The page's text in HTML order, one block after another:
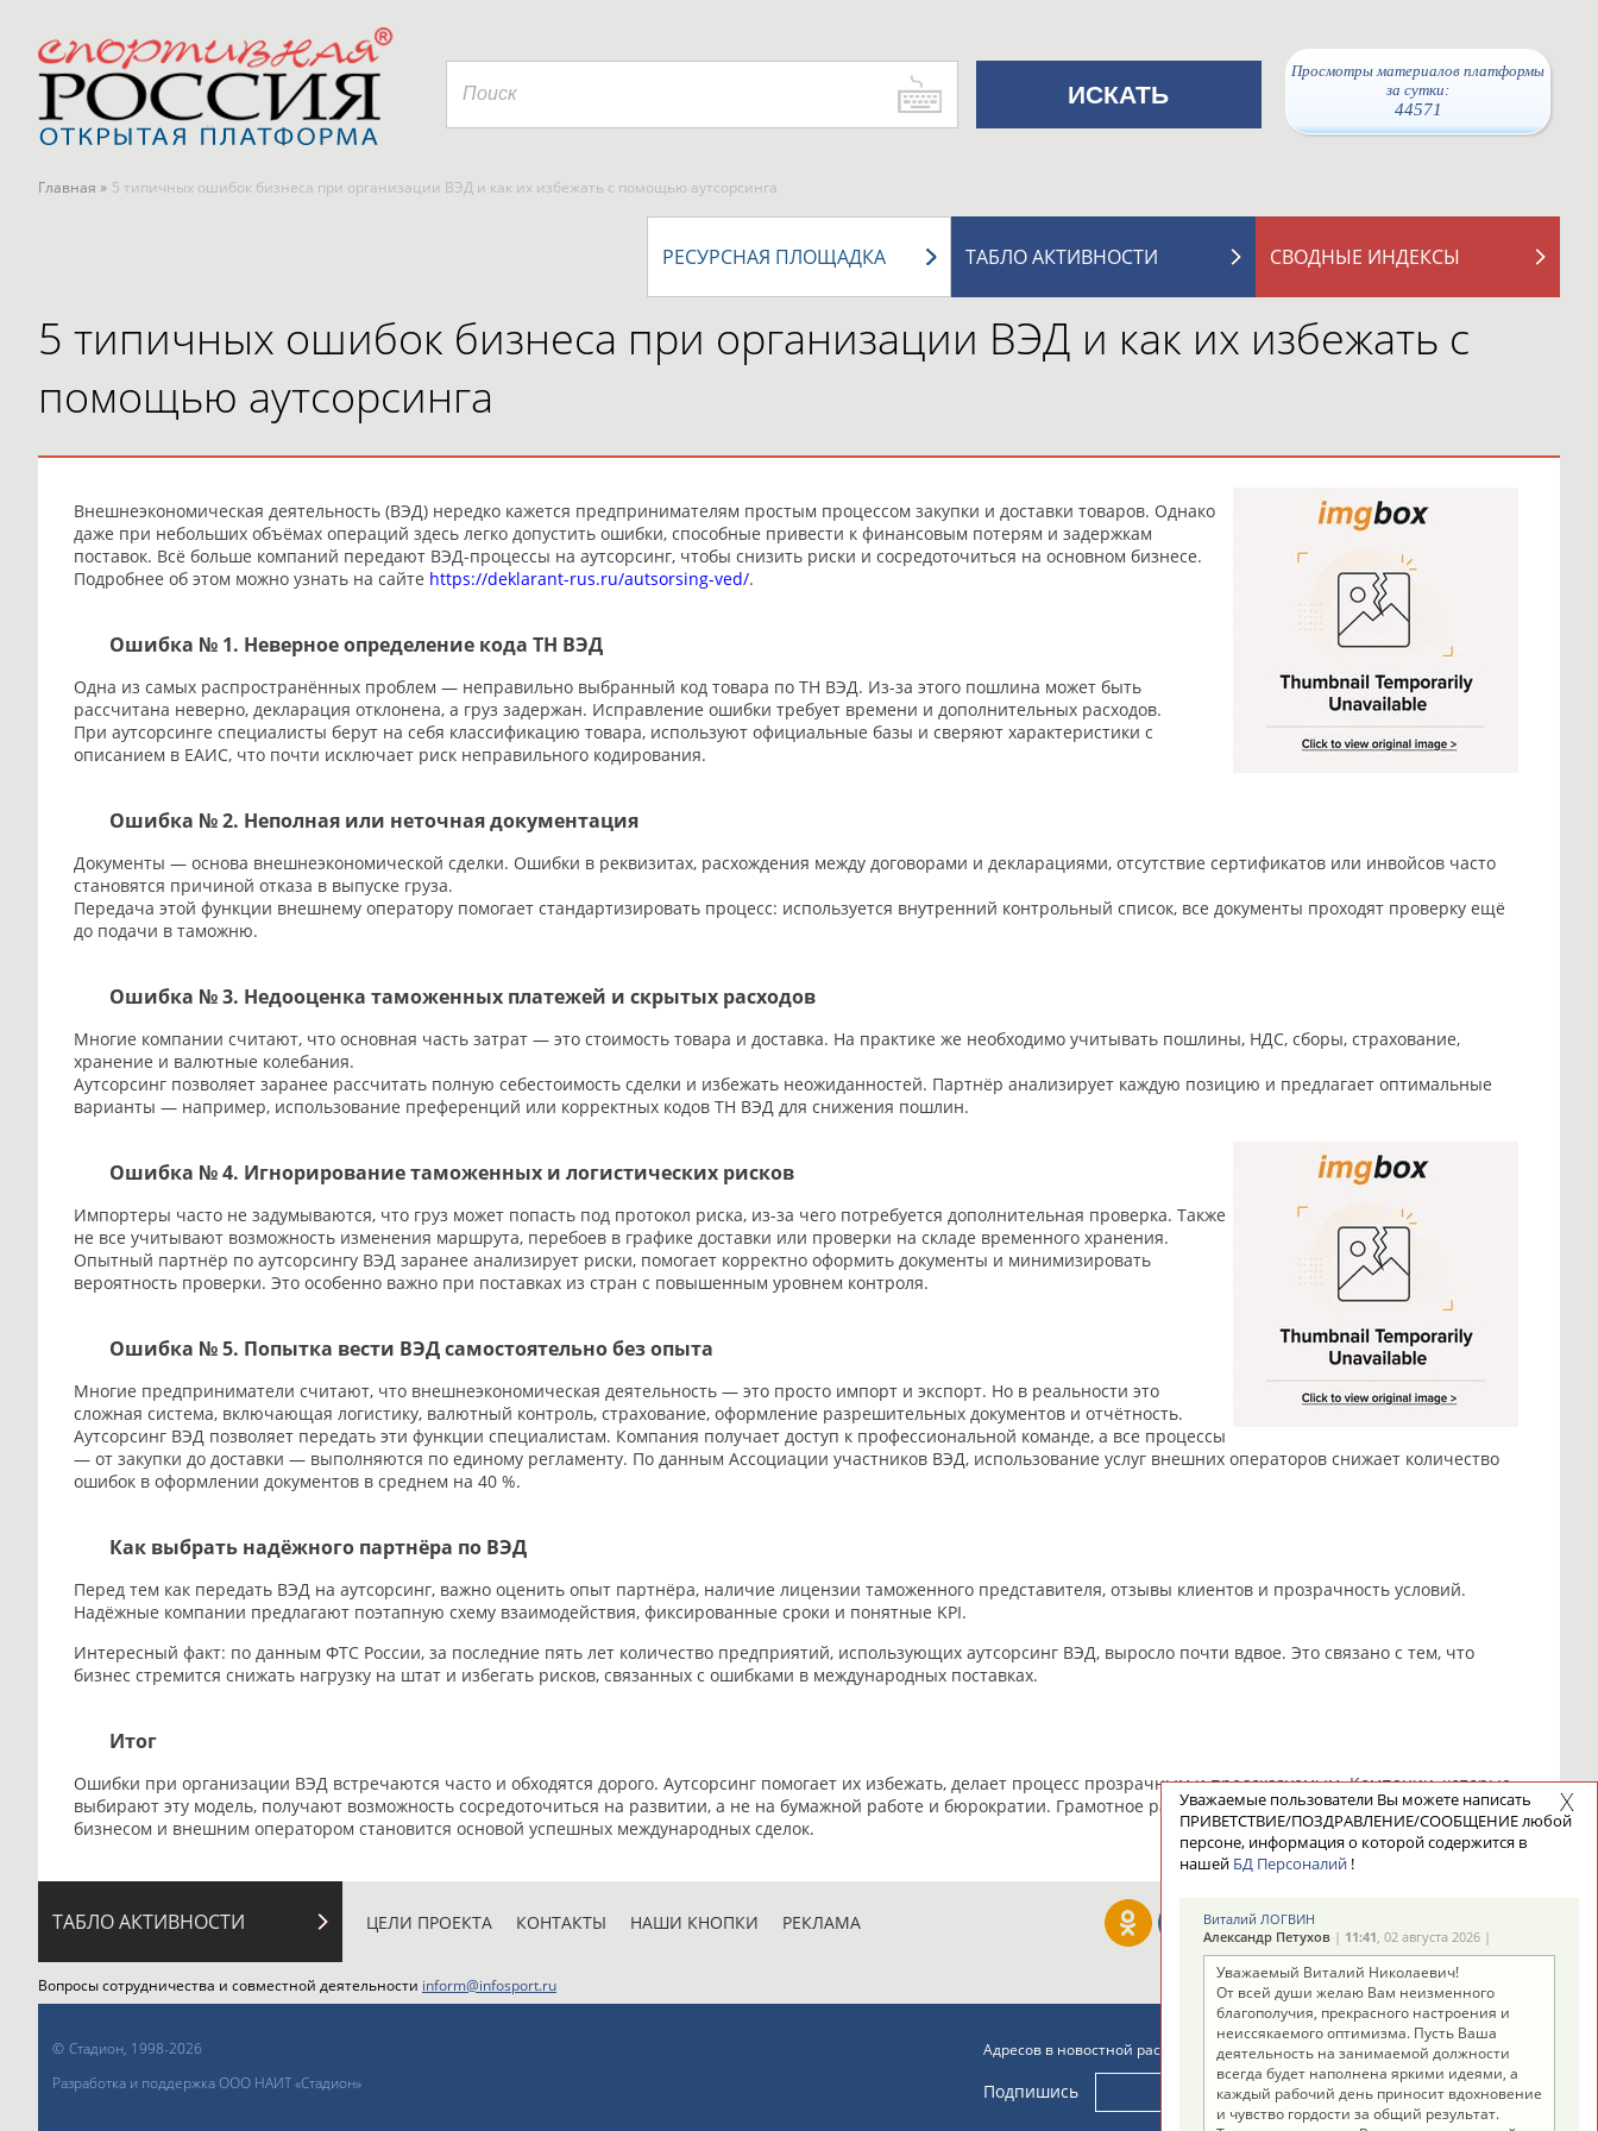
Просмотры материалов платформы
за сутки:
44571
Главная » 5 типичных ошибок бизнеса при организации ВЭД и как их избежать с помощью аутсорсинга
СВОДНЫЕ ИНДЕКСЫ
ТАБЛО АКТИВНОСТИ
РЕСУРСНАЯ ПЛОЩАДКА
5 типичных ошибок бизнеса при организации ВЭД и как их избежать с
помощью аутсорсинга
Внешнеэкономическая деятельность (ВЭД) нередко кажется предпринимателям простым процессом закупки и доставки товаров. Однако
даже при небольших объёмах операций здесь легко допустить ошибки, способные привести к финансовым потерям и задержкам
поставок. Всё больше компаний передают ВЭД-процессы на аутсорсинг, чтобы снизить риски и сосредоточиться на основном бизнесе.
Подробнее об этом можно узнать на сайте https://deklarant-rus.ru/autsorsing-ved/.
Ошибка № 1. Неверное определение кода ТН ВЭД
Одна из самых распространённых проблем — неправильно выбранный код товара по ТН ВЭД. Из-за этого пошлина может быть
рассчитана неверно, декларация отклонена, а груз задержан. Исправление ошибки требует времени и дополнительных расходов.
При аутсорсинге специалисты берут на себя классификацию товара, используют официальные базы и сверяют характеристики с
описанием в ЕАИС, что почти исключает риск неправильного кодирования.
Ошибка № 2. Неполная или неточная документация
Документы — основа внешнеэкономической сделки. Ошибки в реквизитах, расхождения между договорами и декларациями, отсутствие сертификатов или инвойсов часто
становятся причиной отказа в выпуске груза.
Передача этой функции внешнему оператору помогает стандартизировать процесс: используется внутренний контрольный список, все документы проходят проверку ещё
до подачи в таможню.
Ошибка № 3. Недооценка таможенных платежей и скрытых расходов
Многие компании считают, что основная часть затрат — это стоимость товара и доставка. На практике же необходимо учитывать пошлины, НДС, сборы, страхование,
хранение и валютные колебания.
Аутсорсинг позволяет заранее рассчитать полную себестоимость сделки и избежать неожиданностей. Партнёр анализирует каждую позицию и предлагает оптимальные
варианты — например, использование преференций или корректных кодов ТН ВЭД для снижения пошлин.
Ошибка № 4. Игнорирование таможенных и логистических рисков
Импортеры часто не задумываются, что груз может попасть под протокол риска, из-за чего потребуется дополнительная проверка. Также
не все учитывают возможность изменения маршрута, перебоев в графике доставки или проверки на складе временного хранения.
Опытный партнёр по аутсорсингу ВЭД заранее анализирует риски, помогает корректно оформить документы и минимизировать
вероятность проверки. Это особенно важно при поставках из стран с повышенным уровнем контроля.
Ошибка № 5. Попытка вести ВЭД самостоятельно без опыта
Многие предприниматели считают, что внешнеэкономическая деятельность — это просто импорт и экспорт. Но в реальности это
сложная система, включающая логистику, валютный контроль, страхование, оформление разрешительных документов и отчётность.
Аутсорсинг ВЭД позволяет передать эти функции специалистам. Компания получает доступ к профессиональной команде, а все процессы
— от закупки до доставки — выполняются по единому регламенту. По данным Ассоциации участников ВЭД, использование услуг внешних операторов снижает количество
ошибок в оформлении документов в среднем на 40 %.
Как выбрать надёжного партнёра по ВЭД
Перед тем как передать ВЭД на аутсорсинг, важно оценить опыт партнёра, наличие лицензии таможенного представителя, отзывы клиентов и прозрачность условий.
Надёжные компании предлагают поэтапную схему взаимодействия, фиксированные сроки и понятные KPI.
Интересный факт: по данным ФТС России, за последние пять лет количество предприятий, использующих аутсорсинг ВЭД, выросло почти вдвое. Это связано с тем, что
бизнес стремится снижать нагрузку на штат и избегать рисков, связанных с ошибками в международных поставках.
Итог
Ошибки при организации ВЭД встречаются часто и обходятся дорого. Аутсорсинг помогает их избежать, делает процесс прозрачным и предсказуемым. Компании, которые
выбирают эту модель, получают возможность сосредоточиться на развитии, а не на бумажной работе и бюрократии. Грамотное распределение ответственности между
бизнесом и внешним оператором становится основой успешных международных сделок.
ТАБЛО АКТИВНОСТИ ЦЕЛИ ПРОЕКТА КОНТАКТЫ НАШИ КНОПКИ РЕКЛАМА
Вопросы сотрудничества и совместной деятельности inform@infosport.ru
© Стадион, 1998-2026
Разработка и поддержка ООО НАИТ «Стадион»
Адресов в новостной рассылке: 996
Подпишись
Уважаемые пользователи Вы можете написать
ПРИВЕТСТВИЕ/ПОЗДРАВЛЕНИЕ/СООБЩЕНИЕ любой
персоне, информация о которой содержится в
нашей БД Персоналий !
Виталий ЛОГВИН
Александр Петухов | 11:41, 02 августа 2026 |
Уважаемый Виталий Николаевич!
От всей души желаю Вам неизменного
благополучия, прекрасного настроения и
неиссякаемого оптимизма. Пусть Ваша
деятельность на занимаемой должности
всегда будет наполнена яркими идеями, а
каждый рабочий день приносит вдохновение
и чувство гордости за общий результат.